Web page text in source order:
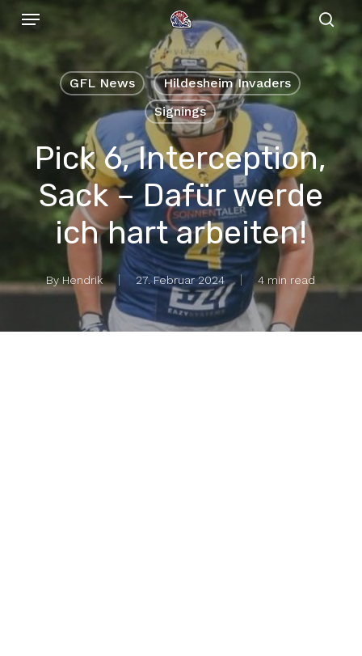
Skip
to
main
content
Menu
GFL News
Hildesheim Invaders
Signings
Pick 6, Interception,
Sack – Dafür werde
ich hart arbeiten!
By Hendrik 27. Februar 2024 4 min read